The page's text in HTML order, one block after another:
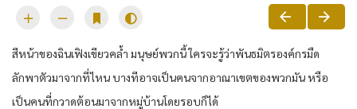
สีหน้าของฉินเฟิงเขียวคล้ำ มนุษย์พวกนี้ ใครจะรู้ว่าพันธมิตรองค์กรมืด
ลักพาตัวมาจากที่ไหน บางทีอาจเป็นคนจากอาณาเขตของพวกมัน หรือ
เป็นคนที่กวาดต้อนมาจากหมู่บ้านโดยรอบก็ได้